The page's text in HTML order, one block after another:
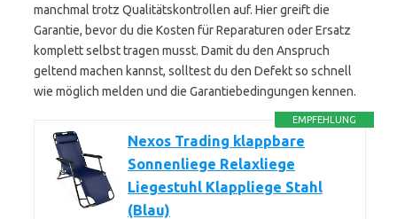
manchmal trotz Qualitätskontrollen auf. Hier greift die
Garantie, bevor du die Kosten für Reparaturen oder Ersatz
komplett selbst tragen musst. Damit du den Anspruch
geltend machen kannst, solltest du den Defekt so schnell
wie möglich melden und die Garantiebedingungen kennen.
EMPFEHLUNG
Nexos Trading klappbare
Sonnenliege Relaxliege
Liegestuhl Klappliege Stahl
(Blau)